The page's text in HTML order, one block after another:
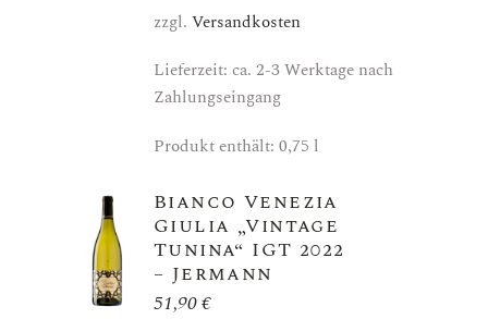
zzgl. Versandkosten
Lieferzeit: ca. 2-3 Werktage nach
Zahlungseingang
Produkt enthält: 0,75 l
Bianco Venezia
Giulia „Vintage
Tunina“ IGT 2022
– Jermann
51,90€